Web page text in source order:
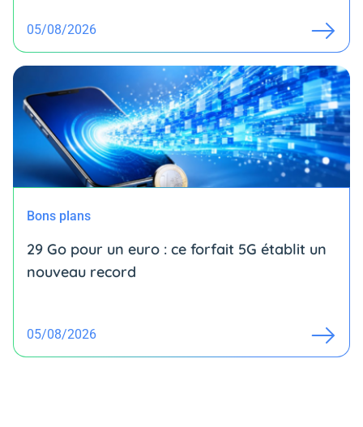
05/08/2026
Bons plans
29 Go pour un euro : ce forfait 5G établit un
nouveau record
05/08/2026